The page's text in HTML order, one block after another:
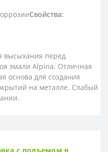
Свойства:
высыхания перед
эмали Alpina. Отличная
основа для создания
на металле. Слабый
с подъемом в